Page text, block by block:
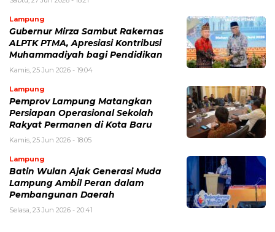
Lampung
Gubernur Mirza Sambut Rakernas
ALPTK PTMA, Apresiasi Kontribusi
Muhammadiyah bagi Pendidikan
Kamis, 25 Jun 2026 - 19:04
Lampung
Pemprov Lampung Matangkan
Persiapan Operasional Sekolah
Rakyat Permanen di Kota Baru
Kamis, 25 Jun 2026 - 18:05
Lampung
Batin Wulan Ajak Generasi Muda
Lampung Ambil Peran dalam
Pembangunan Daerah
Selasa, 23 Jun 2026 - 20:41